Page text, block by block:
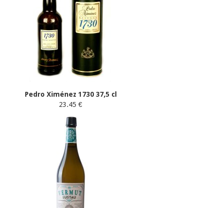
Pedro Ximénez 1730 37,5 cl
23.45 €